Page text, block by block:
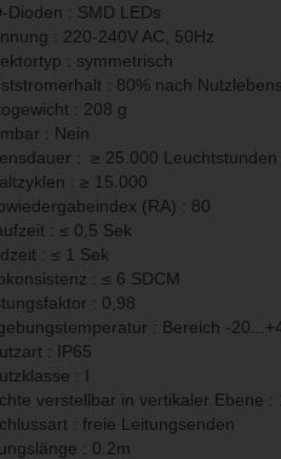
Dioden : SMD LEDs
: 220-240V AC, 50Hz
: symmetrisch
: 80% nach
: 208 g
: Nein
: ≥ 25.000 Leuchtstunden
: ≥ 15.000
(RA) : 80
: ≤ 0,5 Sek
: ≤ 1 Sek
: ≤ 6 SDCM
: 0,98
: Bereich -
: IP65
: I
verstellbar in vertikaler Ebene :
: freie Leitungsenden
: 0.2m